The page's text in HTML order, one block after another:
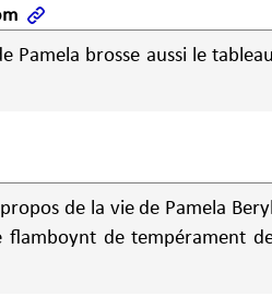
Pamela brosse aussi le
de la vie de Pamela
flamboynt de tempérament